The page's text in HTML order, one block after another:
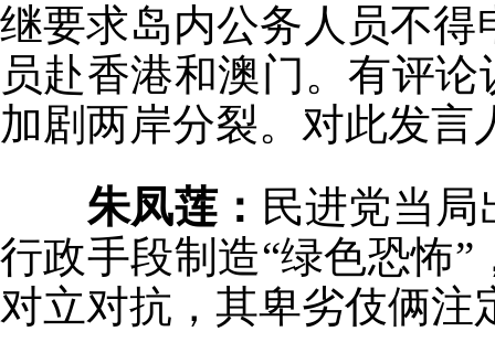
继要求岛内公务人员不
员赴香港和澳门。有评
加剧两岸分裂。对此发言
朱凤莲： 民进党当
行政手段制造“绿色恐怖
对立对抗，其卑劣伎俩注